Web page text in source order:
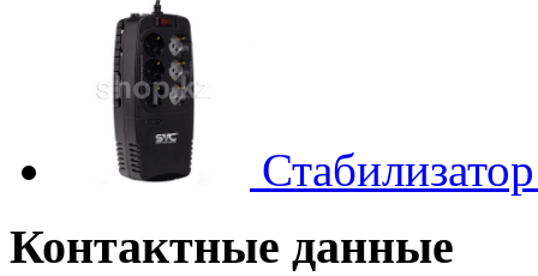
Контактные данные